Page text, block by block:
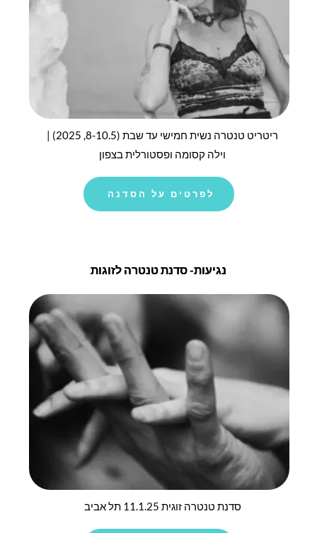
ריטריט טנטרה נשית חמישי עד שבת (8-10.5, 2025) |
וילה קסומה ופסטורלית בצפון
לפרטים על הסדנה
נגיעות- סדנת טנטרה לזוגות
סדנת טנטרה זוגית 11.1.25 תל אביב